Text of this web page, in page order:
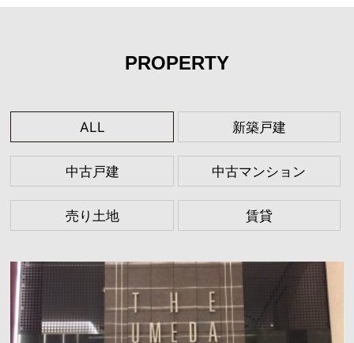
PROPERTY
ALL 新築戸建
中古戸建 中古マンション
売り土地 賃貸